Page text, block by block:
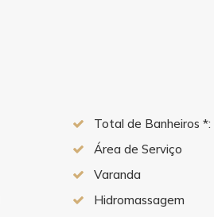
Total de Banheiros *:
Área de Serviço
Varanda
Hidromassagem